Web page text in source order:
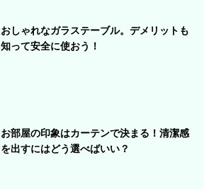
おしゃれなガラステーブル。デメリットも
知って安全に使おう！
お部屋の印象はカーテンで決まる！清潔感
を出すにはどう選べばいい？